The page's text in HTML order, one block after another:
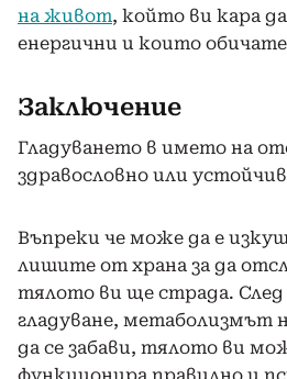
на живот, който ви кара
енергични и които
Заключение
Гладуването в името на
здравословно или
Въпреки че може да е
лишите от храна за да
тялото ви ще страда.
гладуване, метаболизмът
да се забави, тялото ви
функционира правилно и